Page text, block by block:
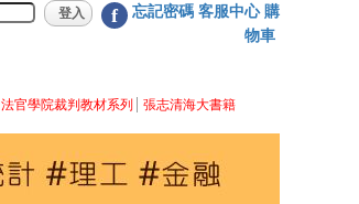
f 忘記密碼 客服中心 購
物車
法官學院裁判教材系列 張志清海大書籍